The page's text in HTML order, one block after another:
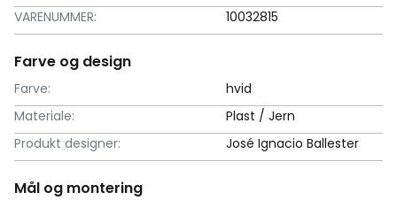
VARENUMMER:
10032815
Farve og design
Farve:
hvid
Materiale:
Plast / Jern
Produkt designer:
José Ignacio Ballester
Mål og montering